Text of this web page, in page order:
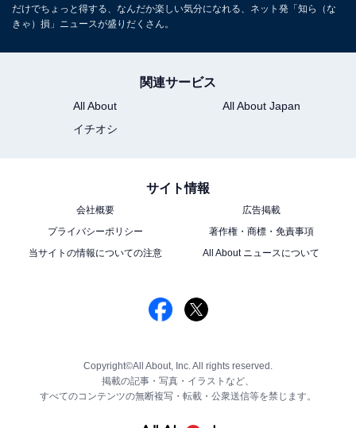
だけでちょっと得する、なんだか楽しい気分になれる、ネット発「知ら（な
きゃ）損」ニュースが盛りだくさん。
関連サービス
All About
All About Japan
イチオシ
サイト情報
会社概要
広告掲載
プライバシーポリシー
著作権・商標・免責事項
当サイトの情報についての注意
All About ニュースについて
Copyright©All About, Inc. All rights reserved.
掲載の記事・写真・イラストなど、
すべてのコンテンツの無断複写・転載・公衆送信等を禁じます。